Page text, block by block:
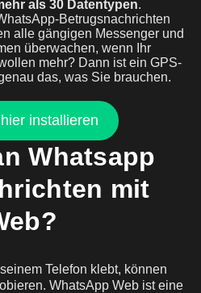
als 30 Datentypen.
Betrugsnachrichten
alle gängigen Messenger und
überwachen, wenn Ihr
mehr? Dann ist ein GPS-
das, was Sie brauchen.
installieren
Whatsapp
mit
Telefon klebt, können
WhatsApp Web ist eine